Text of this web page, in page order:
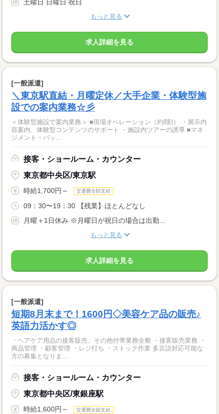
土曜日 日曜日 祝日
もっと見る
求人詳細を見る
[一般派遣]
＼東京駅直結・月曜定休／大手企業・体験型施
設での案内業務☆彡
＜体験型施設で案内業務＞ ■現場オペレーション（約8割） ・展示内
容案内、体験型コンテンツのサポート ・施設内ツアーの誘導 ■マネ
ジメント・バッ...
接客・ショールーム・カウンター
東京都中央区/東京駅
時給1,700円～ 交通費全額支給
09：30〜19：30 【残業】ほとんどなし
月曜＋1日休み ※月曜日が祝日の場合は出勤...
もっと見る
求人詳細を見る
[一般派遣]
短期8月末まで！1600円◇美容ケア品の販売♪
英語力活かす◎
・ヘアケア用品の接客販売、その他付帯業務全般 ・接客販売業務 ・
商品管理 ・顧客管理 ・レジ打ち ・ストック作業 多言語対応可能な
方の募集となりま...
接客・ショールーム・カウンター
東京都中央区/東銀座駅
時給1,600円～ 交通費全額支給